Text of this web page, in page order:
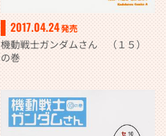
2017.04.24発売
機動戦士ガンダムさん （１５）
の巻